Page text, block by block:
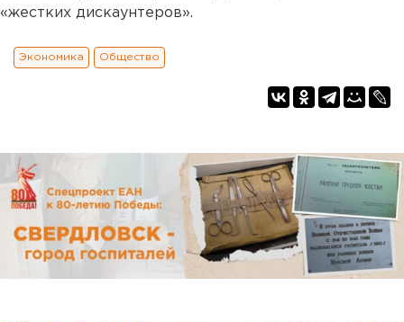
«жестких дискаунтеров».
Экономика Общество